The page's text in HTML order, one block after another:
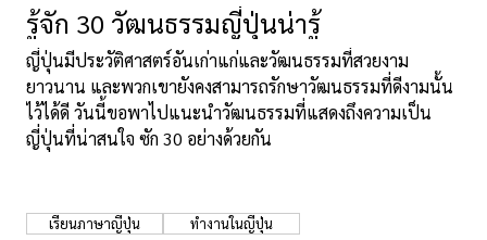
รู้จัก 30 วัฒนธรรมญี่ปุ่นน่ารู้
ญี่ปุ่นมีประวัติศาสตร์อันเก่าแก่และวัฒนธรรมที่สวยงาม
ยาวนาน และพวกเขายังคงสามารถรักษาวัฒนธรรมที่ดีงามนั้น
ไว้ได้ดี วันนี้ขอพาไปแนะนำวัฒนธรรมที่แสดงถึงความเป็น
ญี่ปุ่นที่น่าสนใจ ซัก 30 อย่างด้วยกัน
เรียนภาษาญี่ปุ่น ทำงานในญี่ปุ่น